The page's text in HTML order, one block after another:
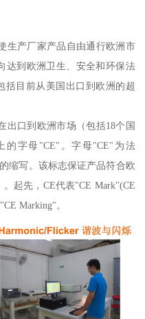
生产厂家产品自由通行欧洲市
达到欧洲卫生、安全和环保法
括目前从美国出口到欧洲的超
出口到欧洲市场（包括18个国
的字母"CE"。字母"CE"为法
缩写。该标志保证产品符合欧
起先，CE代表"CE Mark"(CE
Marking"。